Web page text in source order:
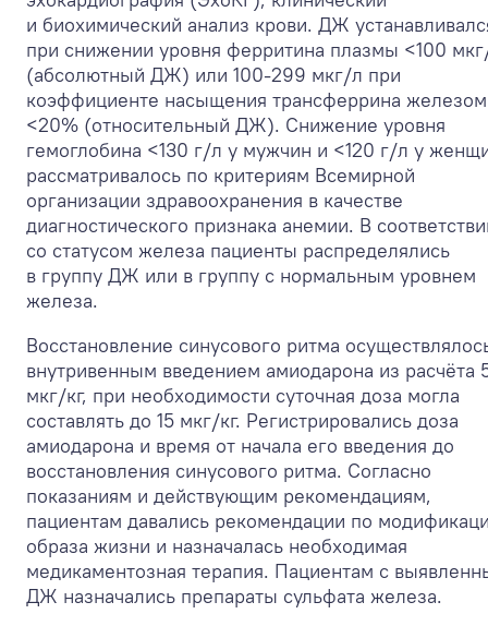
и биохимический анализ крови. ДЖ
при снижении уровня ферритина плазмы <100
(абсолютный ДЖ) или 100-299 мкг/л при
коэффициенте насыщения трансферрина железом
<20% (относительный ДЖ). Снижение уровня
гемоглобина <130 г/л у мужчин и <120 г/л у
рассматривалось по критериям Всемирной
организации здравоохранения в качестве
диагностического признака анемии. В
со статусом железа пациенты распределялись
в группу ДЖ или в группу с нормальным уровнем
железа.
Восстановление синусового ритма
внутривенным введением амиодарона из расчёта
мкг/кг, при необходимости суточная доза могла
составлять до 15 мкг/кг. Регистрировались доза
амиодарона и время от начала его введения до
восстановления синусового ритма. Согласно
показаниям и действующим рекомендациям,
пациентам давались рекомендации по
образа жизни и назначалась необходимая
медикаментозная терапия. Пациентам с
ДЖ назначались препараты сульфата железа.